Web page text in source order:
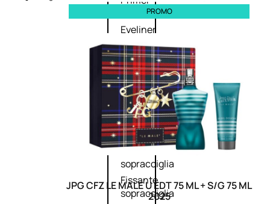
Eyeliner
Mascara
Matita
occhi
Antiocchiaie
e correttori
Matita
sopracciglia
Mascara
sopracciglia
Fissante
sopracciglia
PROMO
JPG CFZ LE MALE U EDT 75 ML + S/G 75 ML
2025